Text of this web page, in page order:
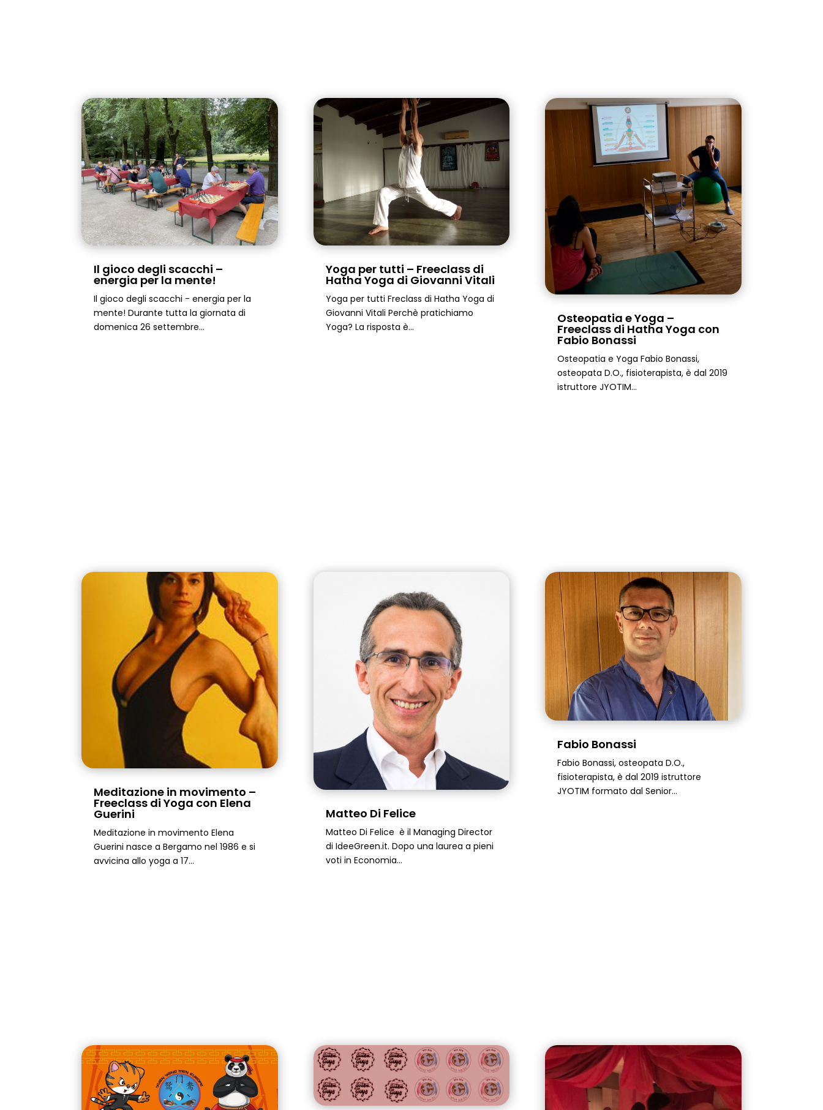
Il gioco degli scacchi –
energia per la mente!
Il gioco degli scacchi - energia per la
mente! Durante tutta la giornata di
domenica 26 settembre...
Meditazione in movimento –
Freeclass di Yoga con Elena
Guerini
Meditazione in movimento Elena
Guerini nasce a Bergamo nel 1986 e si
avvicina allo yoga a 17...
Yoga per tutti – Freeclass di
Hatha Yoga di Giovanni Vitali
Yoga per tutti Freclass di Hatha Yoga di
Giovanni Vitali Perchè pratichiamo
Yoga? La risposta è...
Matteo Di Felice
Matteo Di Felice è il Managing Director
di IdeeGreen.it. Dopo una laurea a pieni
voti in Economia...
Osteopatia e Yoga –
Freeclass di Hatha Yoga con
Fabio Bonassi
Osteopatia e Yoga Fabio Bonassi,
osteopata D.O., fisioterapista, è dal 2019
istruttore JYOTIM...
Fabio Bonassi
Fabio Bonassi, osteopata D.O.,
fisioterapista, è dal 2019 istruttore
JYOTIM formato dal Senior...